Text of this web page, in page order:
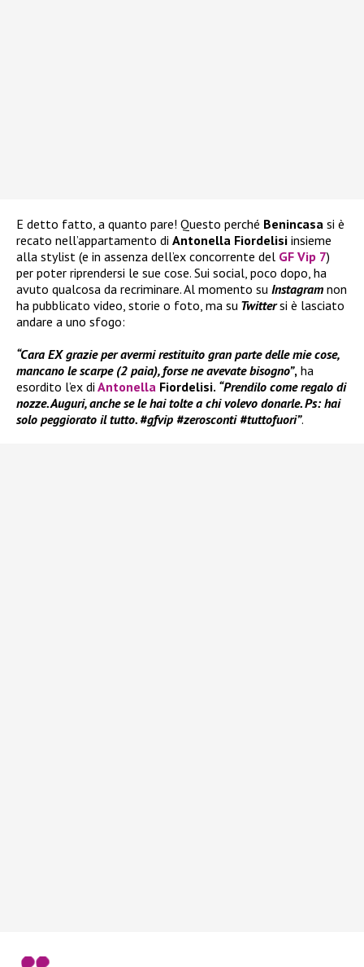
E detto fatto, a quanto pare! Questo perché Benincasa si è
recato nell’appartamento di Antonella Fiordelisi insieme
alla stylist (e in assenza dell’ex concorrente del GF Vip 7)
per poter riprendersi le sue cose. Sui social, poco dopo, ha
avuto qualcosa da recriminare. Al momento su Instagram non
ha pubblicato video, storie o foto, ma su Twittersi è lasciato
andare a uno sfogo:
“Cara EX grazie per avermi restituito gran parte delle mie cose,
mancano le scarpe (2 paia), forse ne avevate bisogno”, ha
esordito l’ex di Antonella Fiordelisi. “Prendilo come regalo di
nozze. Auguri, anche se le hai tolte a chi volevo donarle. Ps: hai
solo peggiorato il tutto. #gfvip #zerosconti #tuttofuori”.